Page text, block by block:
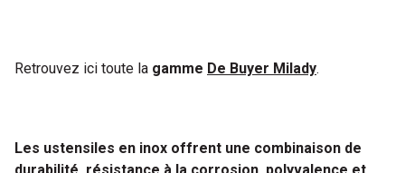
Retrouvez ici toute la gamme De Buyer Milady.
Les ustensiles en inox offrent une combinaison de